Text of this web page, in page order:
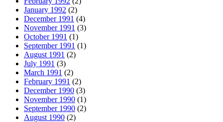
January 1992 (2)
December 1991 (4)
November 1991 (3)
October 1991 (1)
September 1991 (1)
August 1991 (2)
July 1991 (3)
March 1991 (2)
February 1991 (2)
December 1990 (3)
November 1990 (1)
September 1990 (2)
August 1990 (2)